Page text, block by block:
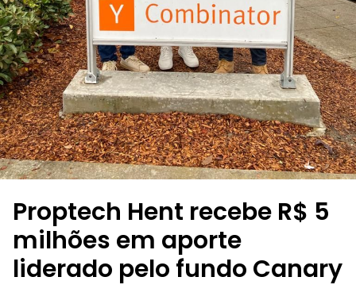
David Aragão CPO da Hent; Leo Pinho, CEO, e Thiago Diniz,
CTO.
Investimentos
Proptech Hent recebe R$ 5
milhões em aporte
liderado pelo fundo Canary